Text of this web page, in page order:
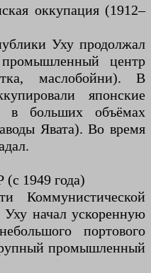
оккупация (1912–
Уху продолжал
центр
маслобойни). В
японские
в больших объёмах
Явата). Во время
1949 года)
Коммунистической
начал ускоренную
портового
промышленный